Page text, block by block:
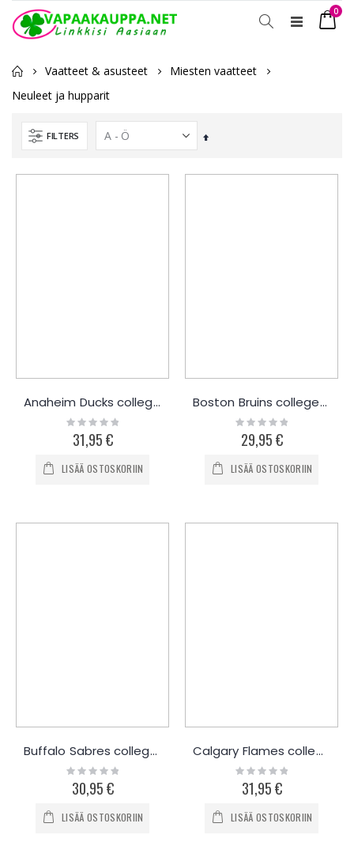
Toggle
0
Vaatteet & asusteet
Miesten vaatteet
Neuleet ja hupparit
FILTERS
Laskevassa
Anaheim Ducks collegepaita
Rating:
0%
31,95 €
LISÄÄ OSTOSKORIIN
Boston Bruins collegepaita
Rating:
0%
29,95 €
LISÄÄ OSTOSKORIIN
Buffalo Sabres collegepaita
Rating:
0%
30,95 €
LISÄÄ OSTOSKORIIN
Calgary Flames collegepaita
Rating:
0%
31,95 €
LISÄÄ OSTOSKORIIN